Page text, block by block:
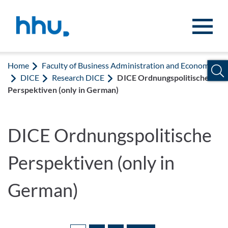
Home
Faculty of Business Administration and Economics
DICE
Research DICE
DICE Ordnungspolitische
Perspektiven (only in German)
DICE Ordnungspolitische
Perspektiven (only in
German)